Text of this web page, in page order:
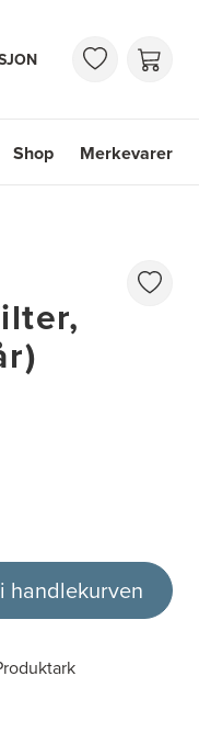
Shop Merkevarer
handlekurven